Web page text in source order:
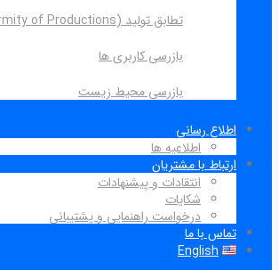
تطابق تولید (Conformity of Productions)
بازرسی کاربری ها
بازرسی محیط زیست
اطلاع رسانی
اطلاعیه ها
ارتباط با مشتریان
انتقادات و پیشنهادات
شکایات
درخواست راهنمایی و پشتیبانی
تماس با ما
English